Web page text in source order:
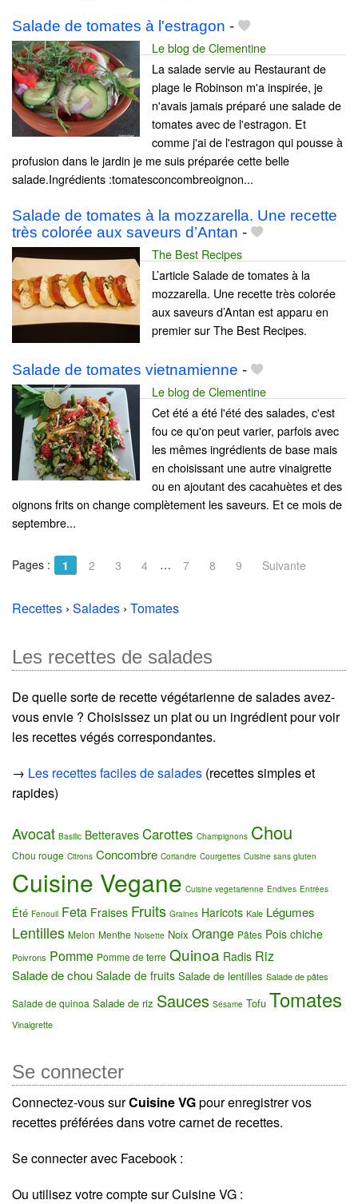
Salade de tomates à l'estragon -
Le blog de Clementine
La salade servie au Restaurant de
plage le Robinson m'a inspirée, je
n'avais jamais préparé une salade de
tomates avec de l'estragon. Et
comme j'ai de l'estragon qui pousse à
profusion dans le jardin je me suis préparée cette belle
salade.Ingrédients :tomatesconcombreoignon...
Salade de tomates à la mozzarella. Une recette
très colorée aux saveurs d’Antan -
The Best Recipes
L’article Salade de tomates à la
mozzarella. Une recette très colorée
aux saveurs d’Antan est apparu en
premier sur The Best Recipes.
Salade de tomates vietnamienne -
Le blog de Clementine
Cet été a été l'été des salades, c'est
fou ce qu'on peut varier, parfois avec
les mêmes ingrédients de base mais
en choisissant une autre vinaigrette
ou en ajoutant des cacahuètes et des
oignons frits on change complètement les saveurs. Et ce mois de
septembre...
Pages : 1 2 3 4 … 7 8 9 Suivante
Recettes › Salades › Tomates
Les recettes de salades
De quelle sorte de recette végétarienne de salades avez-
vous envie ? Choisissez un plat ou un ingrédient pour voir
les recettes végés correspondantes.
→ Les recettes faciles de salades (recettes simples et
rapides)
Avocat Basilic Betteraves Carottes Champignons Chou
Chou rouge Citrons Concombre Coriandre Courgettes Cuisine sans gluten
Cuisine Vegane Cuisine vegetarienne Endives Entrées
Été Fenouil Feta Fraises Fruits Graines Haricots Kale Légumes
Lentilles Melon Menthe Noisette Noix Orange Pâtes Pois chiche
Poivrons Pomme Pomme de terre Quinoa Radis Riz
Salade de chou Salade de fruits Salade de lentilles Salade de pâtes
Salade de quinoa Salade de riz Sauces Sésame Tofu Tomates
Vinaigrette
Se connecter
Connectez-vous surCuisine VGpour enregistrer vos
recettes préférées dans votre carnet de recettes.
Se connecter avec Facebook :
Ou utilisez votre compte sur Cuisine VG :